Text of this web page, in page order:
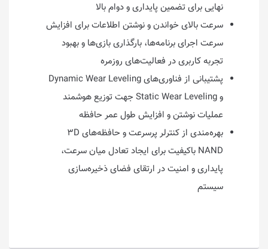
نهایی برای تضمین پایداری و دوام بالا
سرعت بالای خواندن و نوشتن اطلاعات برای افزایش
سرعت اجرای برنامه‌ها، بارگذاری بازی‌ها و بهبود
تجربه کاربری در فعالیت‌های روزمره
پشتیبانی از فناوری‌های Dynamic Wear Leveling
و Static Wear Leveling جهت توزیع هوشمند
عملیات نوشتن و افزایش طول عمر حافظه
بهره‌مندی از کنترلر پرسرعت و حافظه‌های ۳D
NAND باکیفیت برای ایجاد تعادل میان سرعت،
پایداری و امنیت در ارتقای فضای ذخیره‌سازی
سیستم